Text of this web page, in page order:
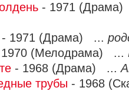
- 1971
- 1971 (Драма) ...
(Мелодрама) ...
- 1968 (Драма) ...
трубы - 1968